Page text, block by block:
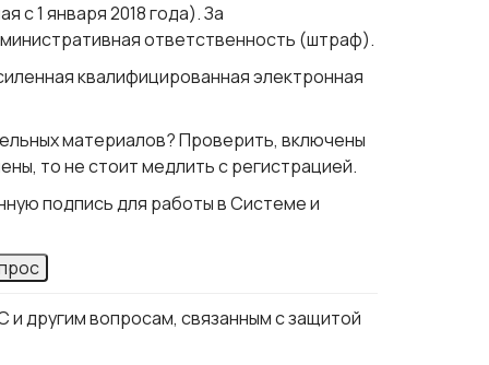
с 1 января 2018 года). За
ответственность (штраф).
квалифицированная электронная
материалов? Проверить, включены
то не стоит медлить с регистрацией.
подпись для работы в Системе и
другим вопросам, связанным с защитой